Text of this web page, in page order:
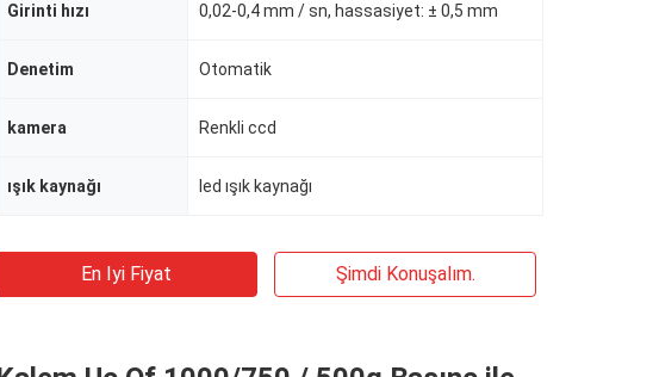
Girinti hızı 0,02-0,4 mm / sn, hassasiyet: ± 0,5 mm
Denetim Otomatik
kamera Renkli ccd
ışık kaynağı led ışık kaynağı
En Iyi Fiyat Şimdi Konuşalım.